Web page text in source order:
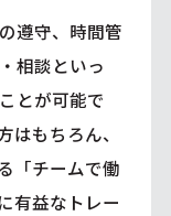
遵守、時間管
相談といっ
とが可能で
はもちろん、
「チームで働
有益なトレー